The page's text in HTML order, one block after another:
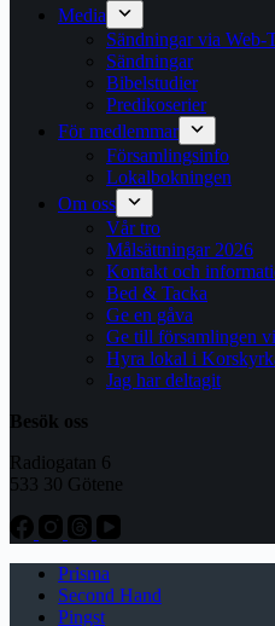
Media
Sändningar via
Sändningar
Bibelstudier
Predikoserier
För medlemmar
Församlingsinfo
Lokalbokningen
Om oss
Vår tro
Målsättningar 2026
Kontakt och
Bed & Tacka
Ge en gåva
Ge till församlingen
Hyra lokal i
Jag har deltagit
Besök oss
Radiogatan 6
533 30 Götene
Prisma
Second Hand
Pingst